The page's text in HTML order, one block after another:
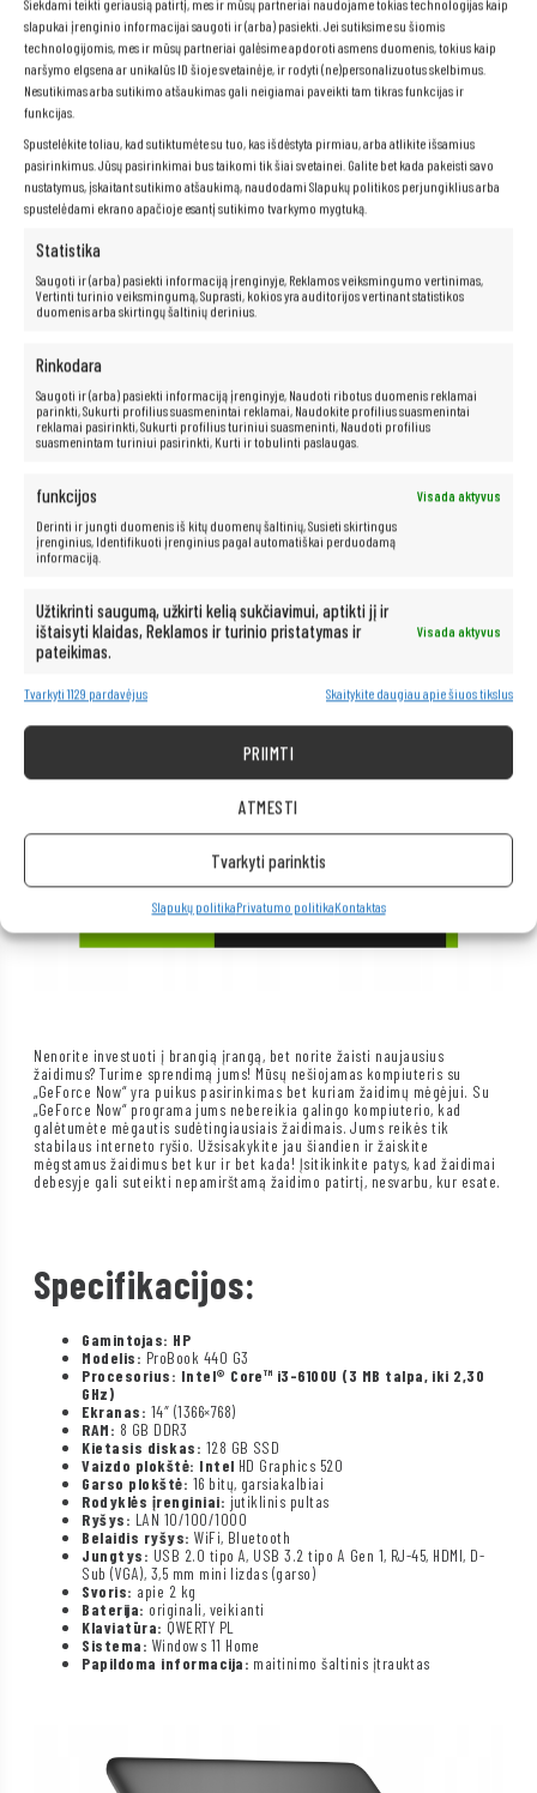
Siekdami teikti geriausią patirtį, mes ir mūsų partneriai naudojame tokias technologijas kaip
slapukai įrenginio informacijai saugoti ir (arba) pasiekti. Jei sutiksime su šiomis
technologijomis, mes ir mūsų partneriai galėsime apdoroti asmens duomenis, tokius kaip
naršymo elgsena ar unikalūs ID šioje svetainėje, ir rodyti (ne)personalizuotus skelbimus.
Nesutikimas arba sutikimo atšaukimas gali neigiamai paveikti tam tikras funkcijas ir
funkcijas.
Spustelėkite toliau, kad sutiktumėte su tuo, kas išdėstyta pirmiau, arba atlikite išsamius
pasirinkimus. Jūsų pasirinkimai bus taikomi tik šiai svetainei. Galite bet kada pakeisti savo
nustatymus, įskaitant sutikimo atšaukimą, naudodami Slapukų politikos perjungiklius arba
spustelėdami ekrano apačioje esantį sutikimo tvarkymo mygtuką.
Statistika
Saugoti ir (arba) pasiekti informaciją įrenginyje, Reklamos veiksmingumo vertinimas,
Vertinti turinio veiksmingumą, Suprasti, kokios yra auditorijos vertinant statistikos
duomenis arba skirtingų šaltinių derinius.
Rinkodara
Saugoti ir (arba) pasiekti informaciją įrenginyje, Naudoti ribotus duomenis reklamai
parinkti, Sukurti profilius suasmenintai reklamai, Naudokite profilius suasmenintai
reklamai pasirinkti, Sukurti profilius turiniui suasmeninti, Naudoti profilius
suasmenintam turiniui pasirinkti, Kurti ir tobulinti paslaugas.
funkcijos
Visada aktyvus
Derinti ir jungti duomenis iš kitų duomenų šaltinių, Susieti skirtingus
įrenginius, Identifikuoti įrenginius pagal automatiškai perduodamą
informaciją.
Užtikrinti saugumą, užkirti kelią sukčiavimui, aptikti jį ir
ištaisyti klaidas, Reklamos ir turinio pristatymas ir
pateikimas.
Visada aktyvus
Tvarkyti 1129 pardavėjus Skaitykite daugiau apie šiuos tikslus
PRIIMTI
ATMESTI
Tvarkyti parinktis
Slapukų politikaPrivatumo politikaKontaktas
Dėka matinio ekrano, neturėsite jokių problemų su šviesos
atspindžiais, todėl galėsite laisvai dirbti įvairiomis sąlygomis, tiek
patalpoje, tiek lauke.Matinis ekranastaip pat yra daug mažiau
varginantis akims, todėl galėsite dirbti ilgiau ir patogiau, nejausdami
diskomforto.
Neribotos multimedijos galimybės yra
po ranka!
Kompiuteris taip pat idealiai tinka visoms multimedijos programoms.
Be vargo transliuokite filmus ir muziką geriausia kokybe iš tokių
platformų kaip „Netflix“, „HBO“, „Amazon“, „YouTube“, „Spotify“ ir
Nenorite investuoti į brangią įrangą, bet norite žaisti naujausius
žaidimus? Turime sprendimą jums! Mūsų nešiojamas kompiuteris su
„GeForce Now“ yra puikus pasirinkimas bet kuriam žaidimų mėgėjui. Su
„GeForce Now“ programa jums nebereikia galingo kompiuterio, kad
galėtumėte mėgautis sudėtingiausiais žaidimais. Jums reikės tik
stabilaus interneto ryšio. Užsisakykite jau šiandien ir žaiskite
mėgstamus žaidimus bet kur ir bet kada! Įsitikinkite patys, kad žaidimai
debesyje gali suteikti nepamirštamą žaidimo patirtį, nesvarbu, kur esate.
Specifikacijos:
Gamintojas: HP
Modelis: ProBook 440 G3
Procesorius: Intel® Core™ i3-6100U (3 MB talpa, iki 2,30
GHz)
Ekranas: 14″ (1366×768)
RAM: 8 GB DDR3
Kietasis diskas: 128 GB SSD
Vaizdo plokštė: Intel HD Graphics 520
Garso plokštė: 16 bitų, garsiakalbiai
Rodyklės įrenginiai: jutiklinis pultas
Ryšys: LAN 10/100/1000
Belaidis ryšys: WiFi, Bluetooth
Jungtys: USB 2.0 tipo A, USB 3.2 tipo A Gen 1, RJ-45, HDMI, D-
Sub (VGA), 3,5 mm mini lizdas (garso)
Svoris: apie 2 kg
Baterija: originali, veikianti
Klaviatūra: QWERTY PL
Sistema: Windows 11 Home
Papildoma informacija: maitinimo šaltinis įtrauktas